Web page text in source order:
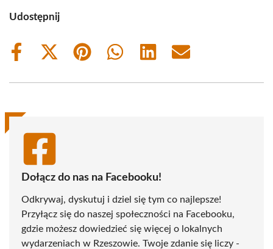
Udostępnij
Share
Share
(Twitter)
Share
Share
Share
Share
Dołącz do nas na Facebooku!
Odkrywaj, dyskutuj i dziel się tym co najlepsze!
Przyłącz się do naszej społeczności na Facebooku,
gdzie możesz dowiedzieć się więcej o lokalnych
wydarzeniach w Rzeszowie. Twoje zdanie się liczy -